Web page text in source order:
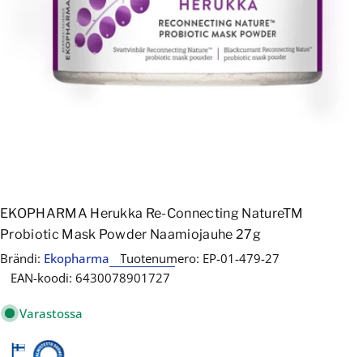
media 0 modaalissa
EKOPHARMA Herukka Re-Connecting NatureTM
Probiotic Mask Powder Naamiojauhe 27g
Brändi: Ekopharma Tuotenumero: EP-01-479-27
EAN-koodi: 6430078901727
Varastossa